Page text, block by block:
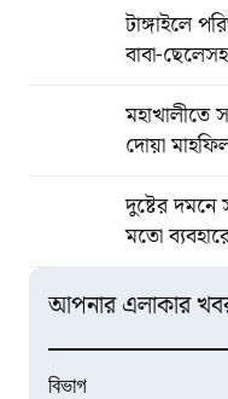
টাঙ্গাইলে
বাবা-
মহাখালীতে
দোয়া
দুষ্টের
মতো
আপনার এলাকার
বিভাগ